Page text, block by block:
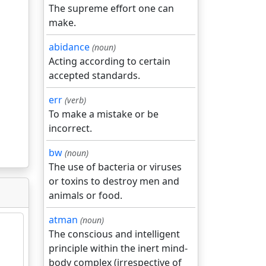
The supreme effort one can
make.
abidance (noun)
Acting according to certain
accepted standards.
err (verb)
To make a mistake or be
incorrect.
bw (noun)
The use of bacteria or viruses
or toxins to destroy men and
animals or food.
atman (noun)
The conscious and intelligent
principle within the inert mind-
body complex (irrespective of